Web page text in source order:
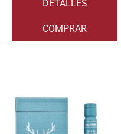
DETALLES
COMPRAR